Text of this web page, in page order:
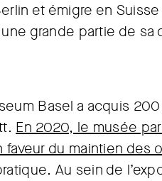
et émigre en Suisse
grande partie de
Basel a acquis
En 2020, le musée
faveur du maintien des
Au sein de